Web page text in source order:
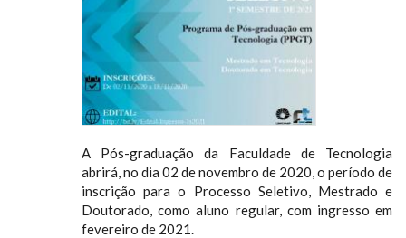
A Pós-graduação da Faculdade de Tecnologia
abrirá, no dia 02 de novembro de 2020, o período de
inscrição para o Processo Seletivo, Mestrado e
Doutorado, como aluno regular, com ingresso em
fevereiro de 2021.